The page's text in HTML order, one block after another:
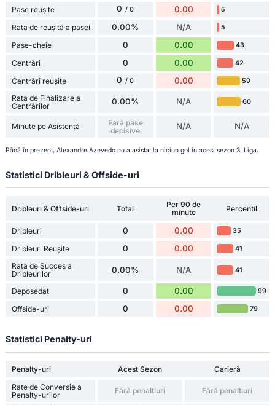
Pase reușite 0 / 0 0.00 5
Rata de reușită a pasei 0.00% N/A 5
Pase-cheie 0 0.00 43
Centrări 0 0.00 42
Centrări reușite 0 / 0 0.00 59
Rata de Finalizare a
Centrărilor
0.00% N/A 60
Minute pe Asistență
Fără pase
decisive
N/A N/A
Până în prezent, Alexandre Azevedo nu a asistat la niciun gol în acest sezon 3. Liga.
Statistici Dribleuri & Offside-uri
Dribleuri & Offside-uri Total
Per 90 de
minute
Percentil
Dribleuri 0 0.00 35
Dribleuri Reușite 0 0.00 41
Rata de Succes a
Dribleurilor
0.00% N/A 41
Deposedat 0 0.00 99
Offside-uri 0 0.00 79
Statistici Penalty-uri
Penalty-uri Acest Sezon
Carieră
Rate de Conversie a
Penalty-urilor
Fără penaltiuri Fără penaltiuri